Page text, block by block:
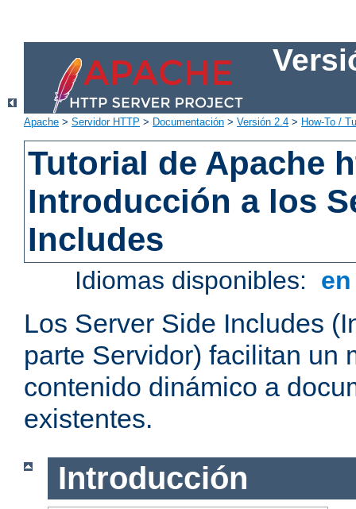
Apache > Servidor HTTP > Documentación > Versión 2.4 > How-To /
Tutorial de Apache
Introducción a los
Includes
Idiomas disponibles:
Los Server Side Includes
parte Servidor) facilitan un
contenido dinámico a
existentes.
Introducción